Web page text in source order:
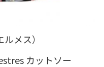
メス）
カットソー